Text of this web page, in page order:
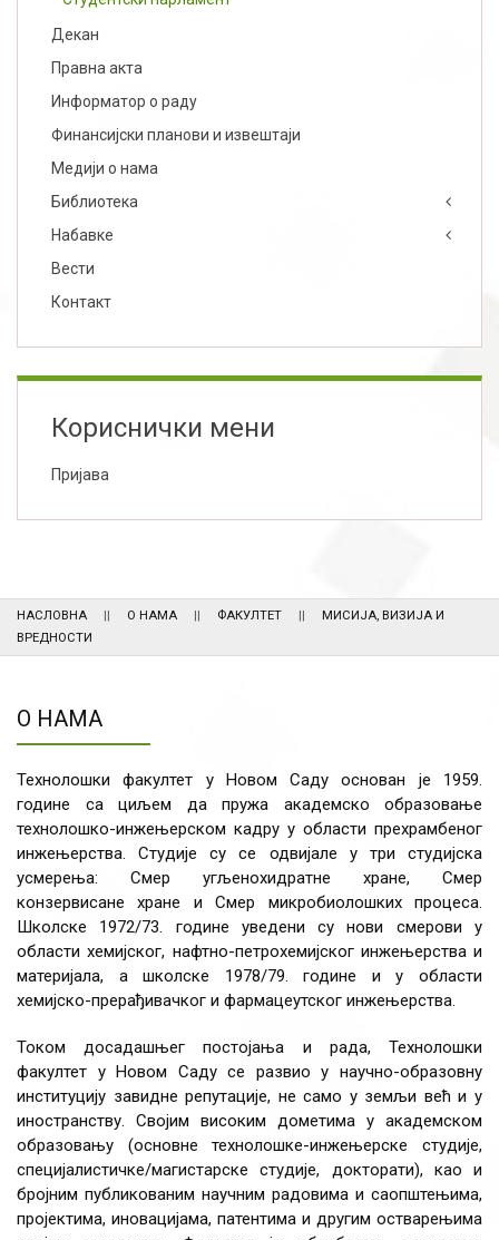
Декан
Правна акта
Информатор о раду
Финансијски планови и извештаји
Медији о нама
Библиотека
Набавке
Вести
Контакт
Кориснички мени
Пријава
НАСЛОВНА О НАМА ФАКУЛТЕТ
МИСИЈА, ВИЗИЈА И
ВРЕДНОСТИ
О НАМА
Технолошки факултет у Новом Саду основан је 1959.
године са циљем да пружа академско образовање
технолошко-инжењерском кадру у области прехрамбеног
инжењерства. Студије су се одвијале у три студијска
усмерења: Смер угљенохидратне хране, Смер
конзервисане хране и Смер микробиолошких процеса.
Школске 1972/73. године уведени су нови смерови у
области хемијског, нафтно-петрохемијског инжењерства и
материјала, а школске 1978/79. године и у области
хемијско-прерађивачког и фармацеутског инжењерства.
Током досадашњег постојања и рада, Технолошки
факултет у Новом Саду се развио у научно-образовну
институцију завидне репутације, не само у земљи већ и у
иностранству. Својим високим дометима у академском
образовању (основне технолошке-инжењерске студије,
специјалистичке/магистарске студије, докторати), као и
бројним публикованим научним радовима и саопштењима,
пројектима, иновацијама, патентима и другим остварењима